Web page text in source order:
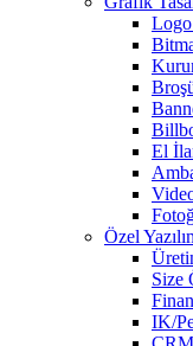
Logo
El
Özel
Size
IK/